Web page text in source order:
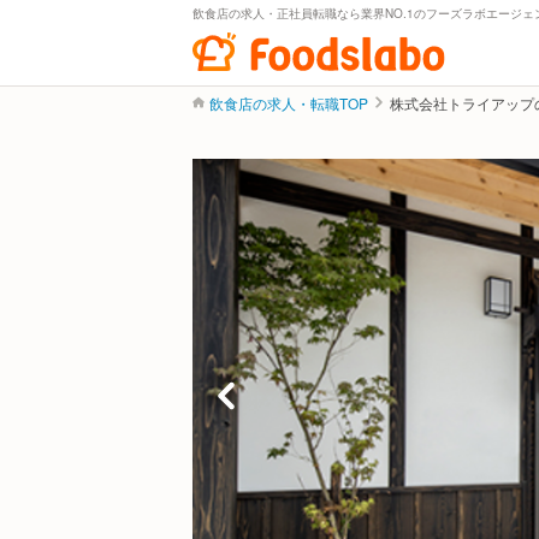
飲食店の求人・正社員転職なら業界NO.1のフーズラボエージェ
飲食店の求人・転職TOP 株式会社トライアッ